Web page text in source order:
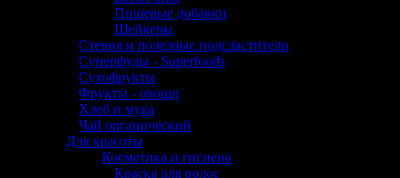
Пищевые добавки
Шейкеры
Стевия и полезные подсластители
Суперфуды - Superfoods
Сухофрукты
Фрукты - овощи
Хлеб и мука
Чай органический
Для красоты
Косметика и гигиена
Краска для волос